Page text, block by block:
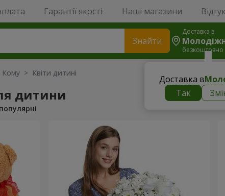
Гарантії якості Наші магазини
Знайти
Доставка в
безкоштовно
Доставка в
Так
> Квіти дитині
дитини
популярні